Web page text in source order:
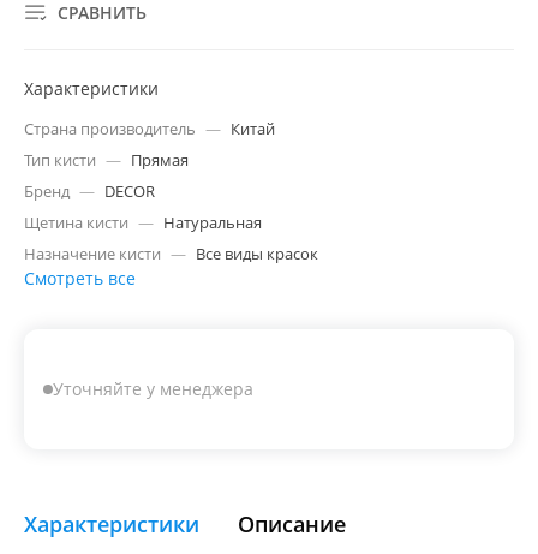
СРАВНИТЬ
Характеристики
Страна производитель — Китай
Тип кисти — Прямая
Бренд — DECOR
Щетина кисти — Натуральная
Назначение кисти — Все виды красок
Смотреть все
Уточняйте у менеджера
Характеристики Описание